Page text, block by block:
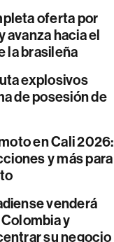
oferta por
avanza hacia el
la brasileña
explosivos
de posesión de
en Cali 2026:
y más para
venderá
y
su negocio